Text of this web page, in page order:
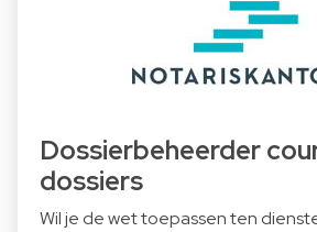
Dossierbeheerder
dossiers
Wil je de wet toepassen ten